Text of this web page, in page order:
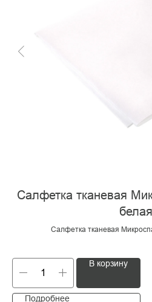
Салфетка тканевая
белая
Салфетка тканевая
В корзину
Подробнее